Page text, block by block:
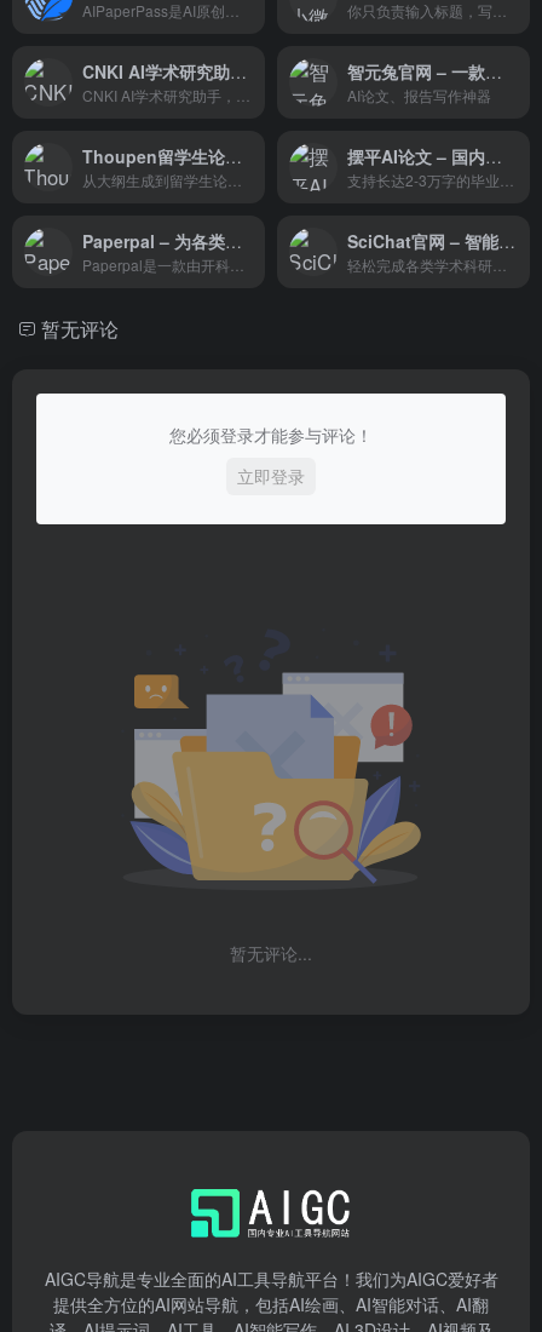
CNKI AI学术研究助手 – 属于您的AI时代学术研究之旅即将开启 智元兔官网 – 一款全新的AI文字与设计工具
AI论文、报告写作神器
Thoupen留学生论文 – AI论文服务的AI工具平台 摆平AI论文 – 国内领先的AI论文写作助手
Paperpal – 为各类学术写作提供支持 SciChat官网 – 智能学术辅助工具
暂无评论
您必须登录才能参与评论！
立即登录
暂无评论...
AIGC导航是专业全面的AI工具导航平台！我们为AIGC爱好者
提供全方位的AI网站导航，包括AI绘画、AI智能对话、AI翻